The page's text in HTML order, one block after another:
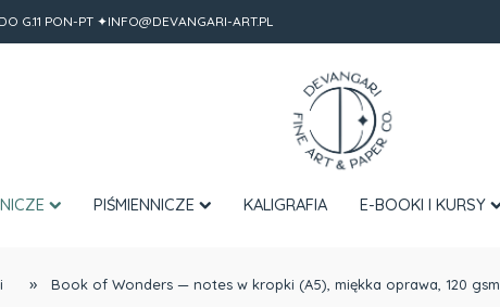
G.11 PON-PT ✦INFO@DEVANGARI-ART.PL
PIŚMIENNICZE KALIGRAFIA E-BOOKI I KURSY
» Book of Wonders — notes w kropki (A5), miękka oprawa, 120 gsm